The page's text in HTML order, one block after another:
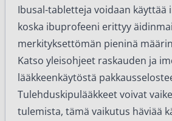
Ibusal-tabletteja voidaan käyttää
koska ibuprofeeni erittyy
merkityksettömän pieninä
Katso yleisohjeet raskauden ja
lääkkeenkäytöstä
Tulehduskipulääkkeet voivat
tulemista, tämä vaikutus häviää